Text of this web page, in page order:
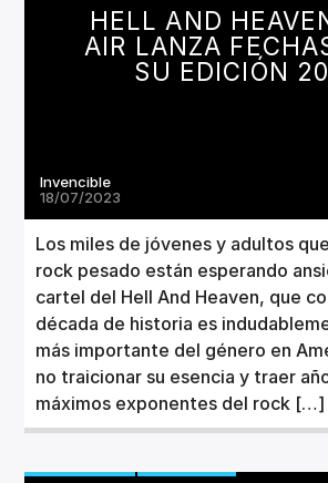
HELL AND
AIR LANZA
SU EDICIÓN
Invencible
18/07/2023
Los miles de jóvenes y adultos
rock pesado están esperando
cartel del Hell And Heaven, que
década de historia es
más importante del género en
no traicionar su esencia y traer
máximos exponentes del rock […]